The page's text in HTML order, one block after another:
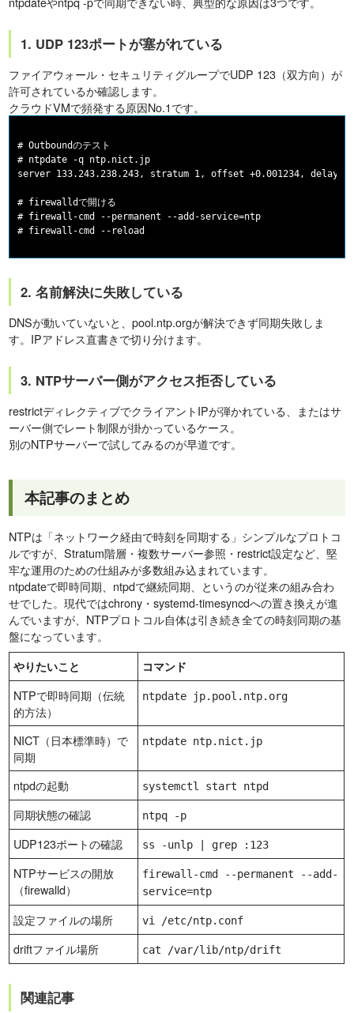
1. UDP 123ポートが塞がれている
ファイアウォール・セキュリティグループでUDP 123（双方向）が
許可されているか確認します。
クラウドVMで頻発する原因No.1です。
# Outboundのテスト
# ntpdate -q ntp.nict.jp
server 133.243.238.243, stratum 1, offset +0.001234, delay
# firewalldで開ける
# firewall-cmd --permanent --add-service=ntp
2. 名前解決に失敗している
DNSが動いていないと、pool.ntp.orgが解決できず同期失敗しま
す。IPアドレス直書きで切り分けます。
3. NTPサーバー側がアクセス拒否している
restrictディレクティブでクライアントIPが弾かれている、またはサ
ーバー側でレート制限が掛かっているケース。
別のNTPサーバーで試してみるのが早道です。
本記事のまとめ
NTPは「ネットワーク経由で時刻を同期する」シンプルなプロトコ
ルですが、Stratum階層・複数サーバー参照・restrict設定など、堅
牢な運用のための仕組みが多数組み込まれています。
ntpdateで即時同期、ntpdで継続同期、というのが従来の組み合わ
せでした。現代ではchrony・systemd-timesyncdへの置き換えが進
んでいますが、NTPプロトコル自体は引き続き全ての時刻同期の基
盤になっています。
やりたいこと コマンド
NTPで即時同期（伝統
的方法）
ntpdate jp.pool.ntp.org
NICT（日本標準時）で
同期
ntpdate ntp.nict.jp
ntpdの起動 systemctl start ntpd
同期状態の確認 ntpq -p
UDP123ポートの確認 ss -unlp | grep :123
NTPサービスの開放
（firewalld）
firewall-cmd --permanent --add-
service=ntp
設定ファイルの場所 vi /etc/ntp.conf
driftファイル場所 cat /var/lib/ntp/drift
関連記事